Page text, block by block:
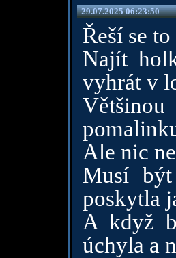
29.07.2025 06:23:50
Řeší se
Najít
vyhrát v
Ale nic
Musí
poskytla
A když
úchyla a